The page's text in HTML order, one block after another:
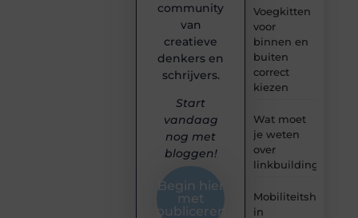
Voegkitten
voor
binnen en
buiten
correct
kiezen
Wat moet
je weten
over
linkbuilding?
in
community
van
creatieve
denkers en
schrijvers.
Start
vandaag
nog met
bloggen!
Begin hier
met
publiceren